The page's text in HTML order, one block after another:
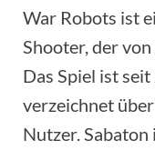
War Robots ist
Shooter, der
Das Spiel ist
verzeichnet
Nutzer.